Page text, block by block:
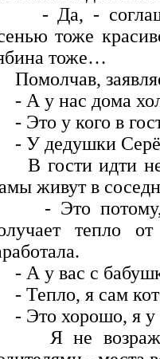
Да, -
тоже
тоже…
А у нас дома
Это у кого в
У дедушки
гости идти
живут в
Это потому, -
тепло
А у вас с
Тепло, я сам
Это хорошо, я у
не возражаю,